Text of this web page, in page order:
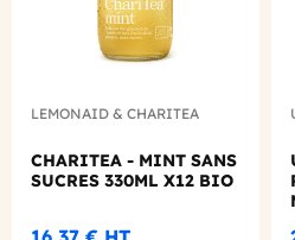
LEMONAID & CHARITEA
CHARITEA - MINT SANS
SUCRES 330ML X12 BIO